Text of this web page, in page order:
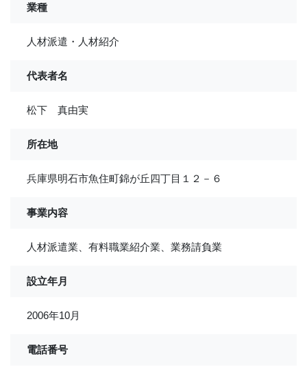
業種
人材派遣・人材紹介
代表者名
松下 真由実
所在地
兵庫県明石市魚住町錦が丘四丁目１２－６
事業内容
人材派遣業、有料職業紹介業、業務請負業
設立年月
2006年10月
電話番号